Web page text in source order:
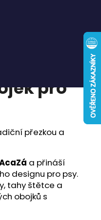
pro
přezkou a
a přináší
designu pro psy.
tahy štětce a
obojků s